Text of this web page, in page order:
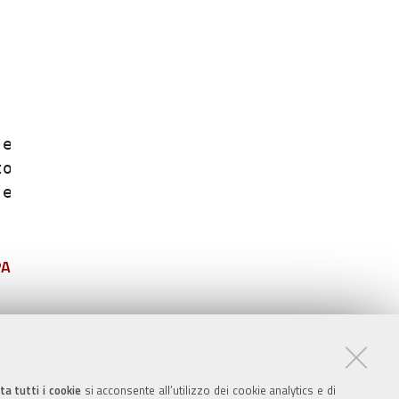
tutti i cookiesi acconsente all’utilizzo dei cookie analytics e di
effettuate dai;
e tempo ;
dai dipendenti;